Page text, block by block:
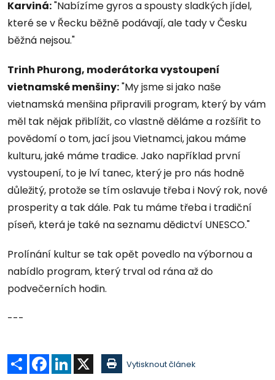
Karviná:"Nabízíme gyros a spousty sladkých jídel,
které se v Řecku běžně podávají, ale tady v Česku
běžná nejsou."
Trinh Phurong, moderátorka vystoupení
vietnamské menšiny:"My jsme si jako naše
vietnamská menšina připravili program, který by vám
měl tak nějak přiblížit, co vlastně děláme a rozšířit to
povědomí o tom, jací jsou Vietnamci, jakou máme
kulturu, jaké máme tradice. Jako například první
vystoupení, to je lví tanec, který je pro nás hodně
důležitý, protože se tím oslavuje třeba i Nový rok, nové
prosperity a tak dále. Pak tu máme třeba i tradiční
píseň, která je také na seznamu dědictví UNESCO."
Prolínání kultur se tak opět povedlo na výbornou a
nabídlo program, který trval od rána až do
podvečerních hodin.
---
Sdílet Facebook
LinkedIn Vytisknout článek